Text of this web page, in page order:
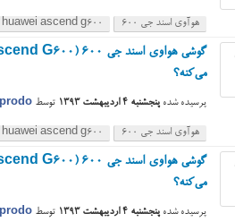
هوآوی اسند جی ۶۰۰ huawei ascend g600
می‌کنه؟
پرسیده شده پنجشنبه ۴ اردیبهشت ۱۳۹۳ توسط prodo
هوآوی اسند جی ۶۰۰ huawei ascend g600
می‌کنه؟
پرسیده شده پنجشنبه ۴ اردیبهشت ۱۳۹۳ توسط prodo